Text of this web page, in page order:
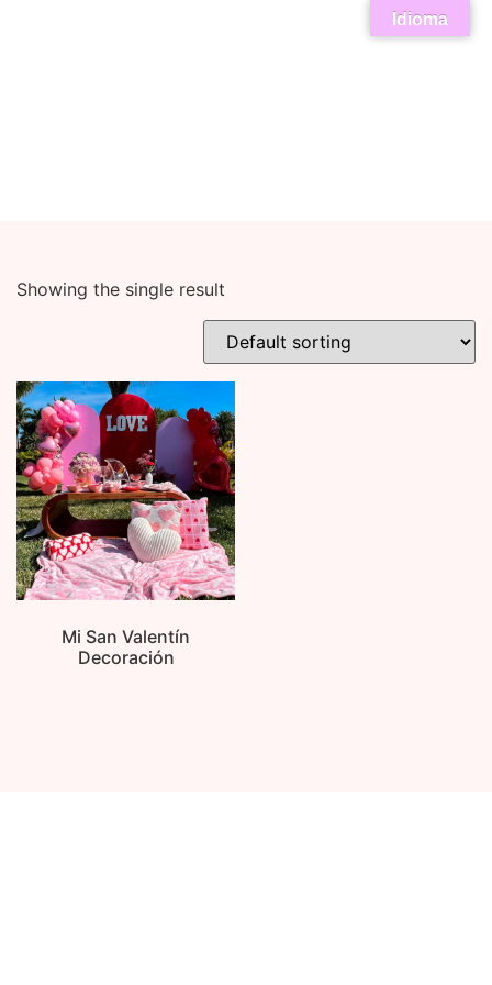
Showing the single result
Mi San Valentín
Decoración
Idioma